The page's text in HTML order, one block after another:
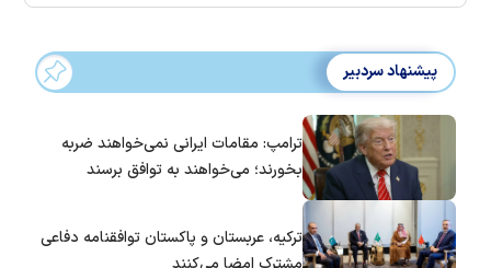
پیشنهاد سردبیر
ترامپ: مقامات ایرانی نمی‌خواهند ضربه
بخورند؛ می‌خواهند به توافق برسند
ترکیه، عربستان و پاکستان توافقنامه دفاعی